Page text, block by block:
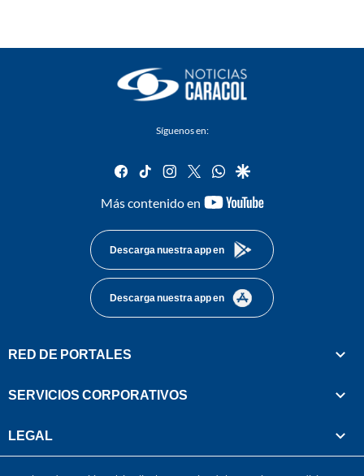
Síguenos en:
facebook
tiktok instagram
twitterwhatsapp
google
Más contenido en
youtube-
Descarga nuestra app en
Descarga nuestra app en
RED DE PORTALES
SERVICIOS CORPORATIVOS
LEGAL